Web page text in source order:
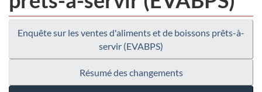
Enquête sur les ventes d'aliments et de boissons prêts-à-
servir (EVABPS)
Résumé des changements